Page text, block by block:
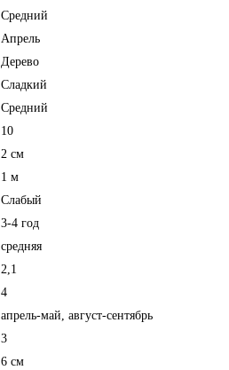
Средний
Апрель
Дерево
Сладкий
Средний
10
2 см
1 м
Слабый
3-4 год
средняя
2,1
4
апрель-май, август-сентябрь
3
6 см